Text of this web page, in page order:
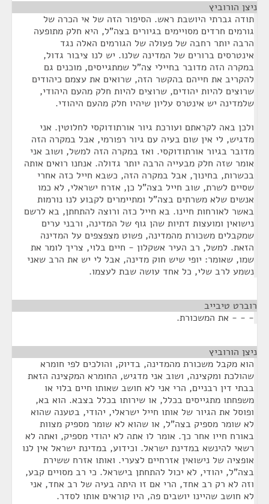
ניצן הורוביץ
תודה גברתי היושבת ראש. הסיפור הזה של אי הכרה של
גורמים חרדים מסויימים בגיורים בצה"ל, היא חלק מתופעה
הרבה יותר רחבה של פעולה של הגורמים האלה נגד
אינטרסים ברורים של המדינה שלנו. יש לנו ציבור גדול,
במקרה הזה מדובר בחיילי צה"ל שמתגייסים, מוכנים גם
להקריב את חייהם בהקשר הזה, שרואים את עצמם כיהודים
שרוצים להיות יהודים, שרוצים להיות חלק מהעם היהודי,
שלמדינה יש אינטרס עליון שיהיו חלק מהעם היהודי.
ולכן באה לקראתם ועורכת גיור אורתודוקסי לחלוטין. אני
מדגיש, לי אין שום בעיה עם גיור רפורמי, אבל במקרה הזה
מדובר בגיור אורתודוקסי. ואז במקרה הזה למשל, ושוב אני
אומר שזה חלק מבעייה הרבה יותר גדולה. אנחנו רואים אותה
בכשרות, בחינוך, אבל במקרה הזה, כשבא חייל כזה אחרי
שסיים לשרת, שוב חייל בצה"ל כן, אזרח ישראלי, לא כמו
אנשים שלא משרתים בצה"ל ומתיימרים לקבוע לנו נורמות
באשר לאורחות חיינו. בא חייל כזה ורוצה להתחתן, בא לרשם
נישואין ומועצות דתיות שהן גוף של המדינה, ורבני ערים
שמקבלים משכורת מהמדינה, פשוט מצפצפים על המדינה
הזאת. למשל, רב העיר אשקלון - חיים בלוי, צריך לומר את
שמו, שאומר: יופי שיש חוק מדינה, אבל לי יש את הרב שאני
נשמע לרב שלי, כל אחד עושה שבת לעצמו.
רוברט טיבייב
- - - את המשכורת.
ניצן הורוביץ
הוא מקבל משכורת מהמדינה, בדיוק, והולכים לפי חומרא
שהולכת ומקצינה, ושוב אני מדגיש, החומרא המקצינה הזאת
בבתי דין רבניים, הרי אני לא חושב שאותו חיים בלוי או
משפחתו מתגייסים בכלל, או שירותו בכלל בצבא. הוא בא,
ופוסל את הגיור של אותו חייל ישראלי, יהודי, בטענה שהוא
לא שומר מספיק בצה"ל, או שהוא לא שומר מספיק מצוות
באורח חייו אחר כך. אומר לו אתה לא יהודי מספיק, ואתה לא
רשאי להינשא במדינת ישראל. וכידוע, במדינת ישראל אין לנו
אופציה של נישואין אזרחיים לצערי. ואותו אזרח ששירת
בצה"ל, יהודי, לא יכול להתחתן בישראל. כי רב מסויים קבע,
וזה לא רק רב אחד, הרי אם זו היתה בעיה של רב אחד, אני
לא חושב שהיינו יושבים פה, היו קוראים אותו לסדר.